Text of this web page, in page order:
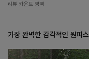
리뷰 카운트 영역
가장 완벽한 감각적인 원피스